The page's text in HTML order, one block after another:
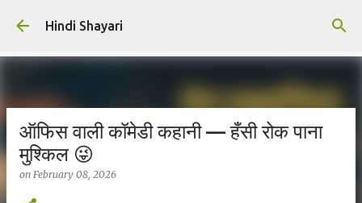
Skip to main content
Hindi Shayari
ऑफिस वाली कॉमेडी कहानी — हँसी रोक पाना
मुश्किल 😜
on February 08, 2026